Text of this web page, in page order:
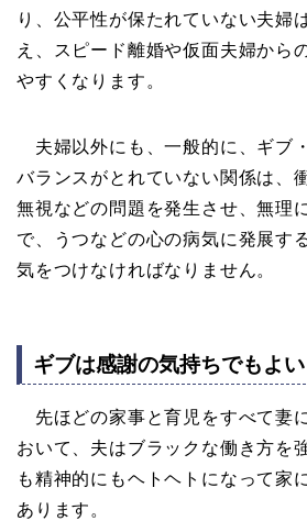
り、公平性が保たれていない夫婦
え、スピード離婚や仮面夫婦から
やすくなります。
夫婦以外にも、一般的に、ギブ
バランスがとれていない関係は、
無視などの問題を発生させ、無理
で、うつなどの心の病気に発展す
気をつけなければなりません。
ギブは感謝の気持ちでもよい
先ほどの家事と育児をすべて妻
おいて、夫はブラックな働き方を
も精神的にもヘトヘトになって家
あります。